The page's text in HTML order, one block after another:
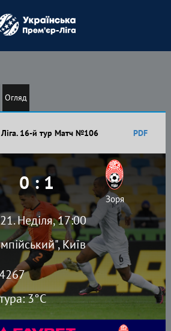
Огляд
16-й тур Матч №106 PDF
Неділя, 17:00
Київ
0 : 1
Зоря
3°C